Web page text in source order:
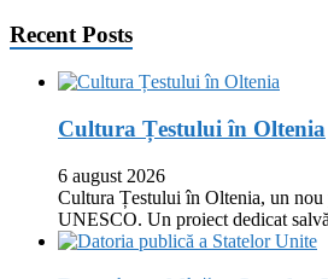
Recent Posts
Cultura Țestului în Oltenia
6 august 2026
Cultura Țestului în Oltenia, un nou
UNESCO. Un proiect dedicat